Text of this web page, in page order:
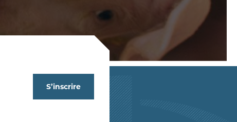
S’inscrire